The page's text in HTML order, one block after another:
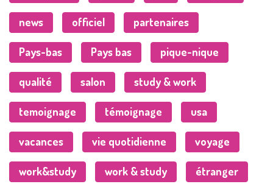
news officiel partenaires
Pays-bas Pays bas pique-nique
qualité salon study & work
temoignage témoignage usa
vacances vie quotidienne voyage
work&study work & study étranger